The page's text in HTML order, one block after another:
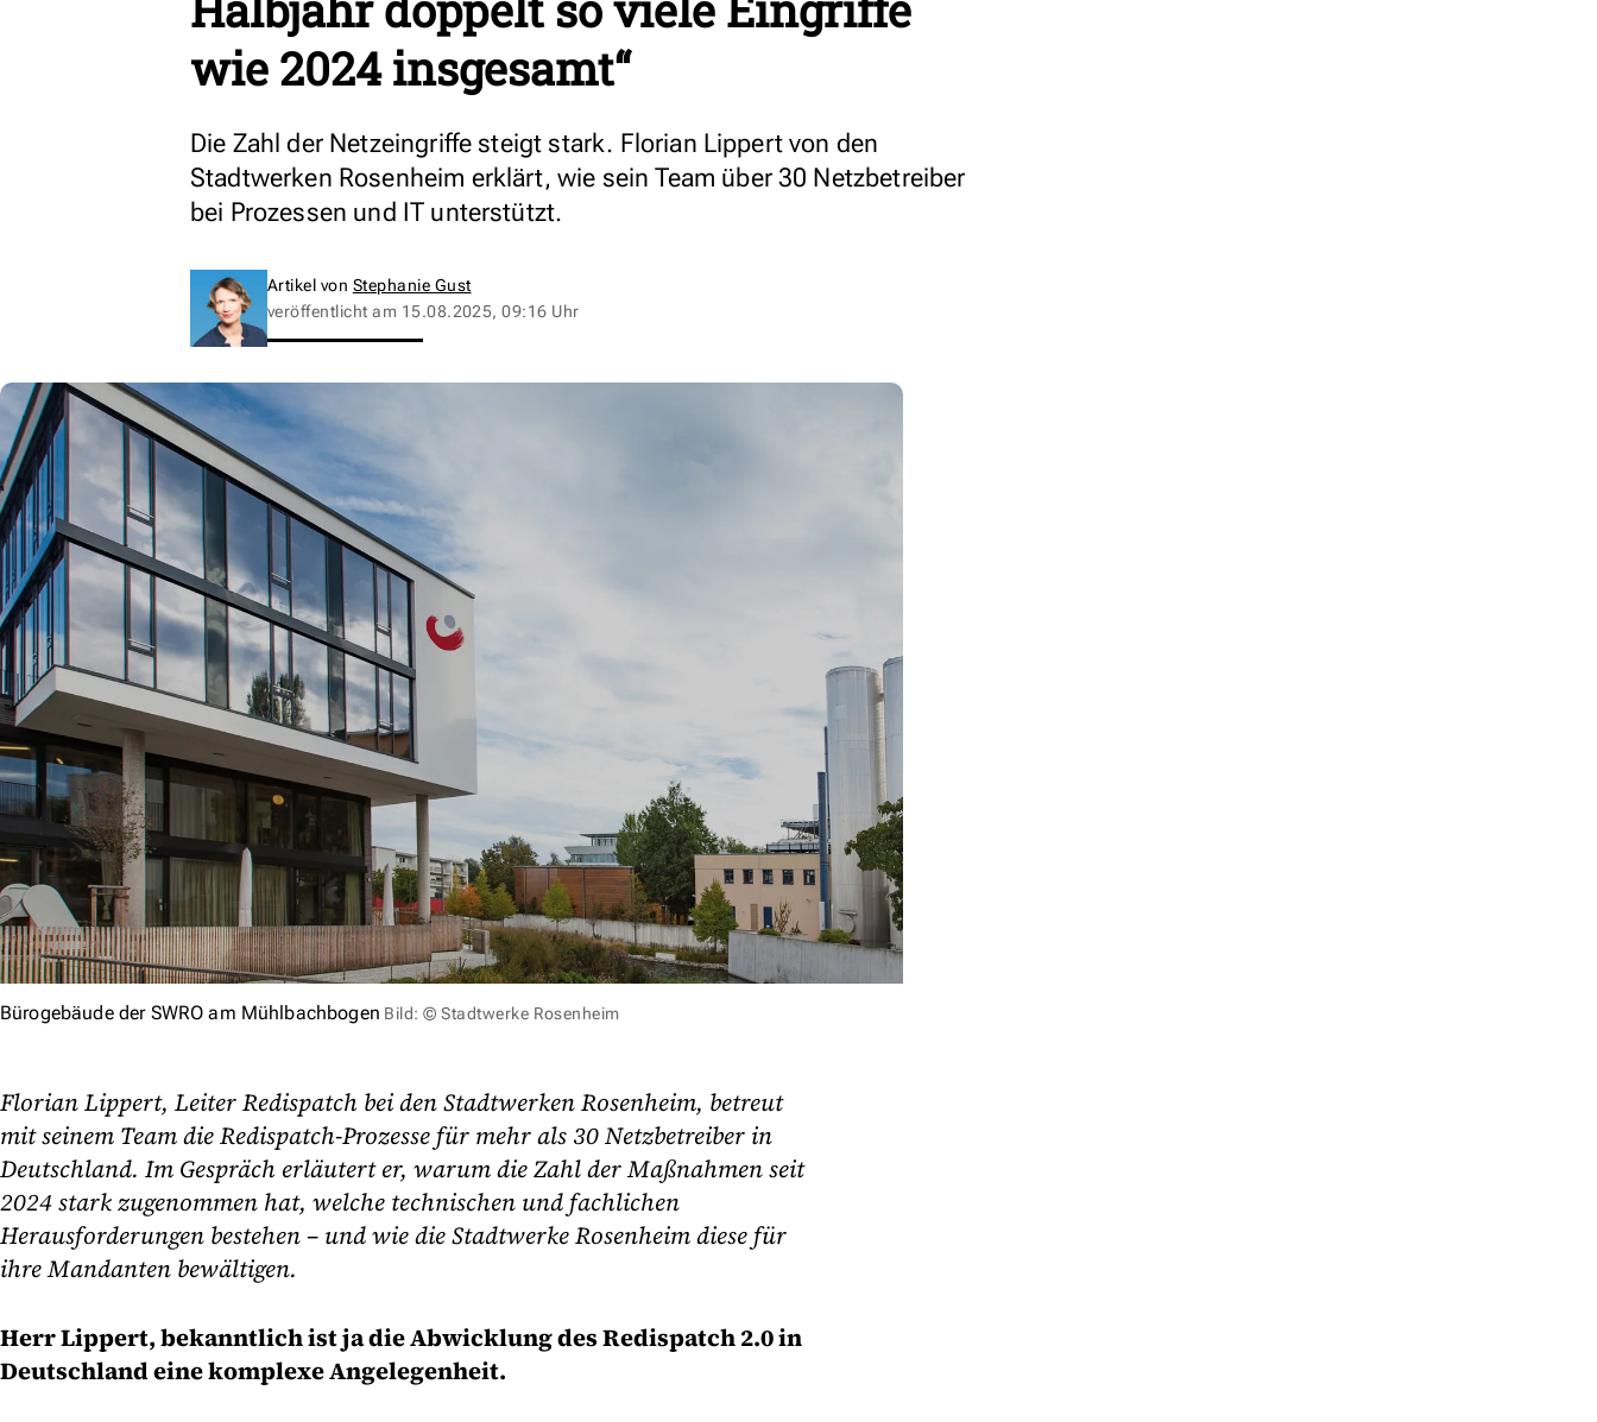
wie 2024 insgesamt“
Die Zahl der Netz­eingriffe steigt stark. Florian Lippert von den
Stadtwerken Rosenheim erklärt, wie sein Team über 30 Netzbetreiber
bei Prozessen und IT unterstützt.
Artikel von Stephanie Gust
veröffentlicht am 15.08.2025, 09:16 Uhr
Bürogebäude der SWRO am Mühlbachbogen Bild: © Stadtwerke Rosenheim
Florian Lippert, Leiter Redispatch bei den Stadtwerken Rosenheim, betreut
mit seinem Team die Redispatch-Prozesse für mehr als 30 Netzbetreiber in
Deutschland. Im Gespräch erläutert er, warum die Zahl der Maßnahmen seit
2024 stark zugenommen hat, welche technischen und fachlichen
Herausforderungen bestehen – und wie die Stadtwerke Rosenheim diese für
ihre Mandanten bewältigen.
Herr Lippert, bekanntlich ist ja die Abwicklung des Redispatch 2.0 in
Deutschland eine komplexe Angelegenheit.